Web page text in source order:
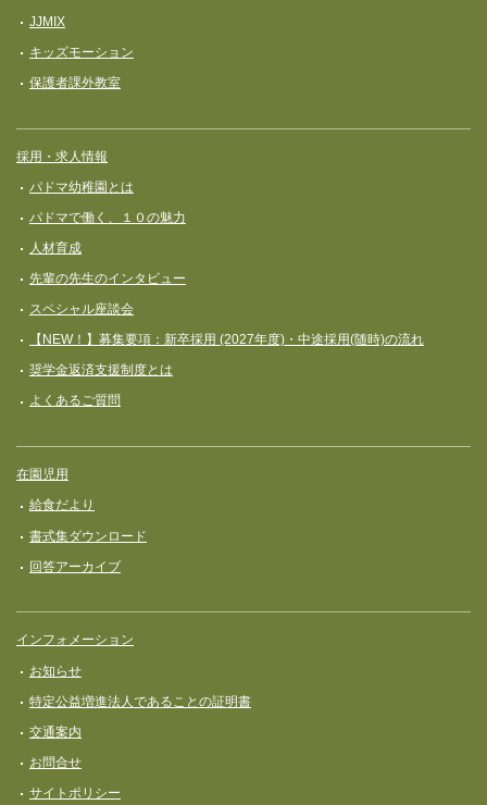
JJMIX
キッズモーション
保護者課外教室
採用・求人情報
パドマ幼稚園とは
パドマで働く、１０の魅力
人材育成
先輩の先生のインタビュー
スペシャル座談会
【NEW！】募集要項：新卒採用 (2027年度)・中途採用(随時)の流れ
奨学⾦返済⽀援制度とは
よくあるご質問
在園児用
給食だより
書式集ダウンロード
回答アーカイブ
インフォメーション
お知らせ
特定公益増進法人であることの証明書
交通案内
お問合せ
サイトポリシー